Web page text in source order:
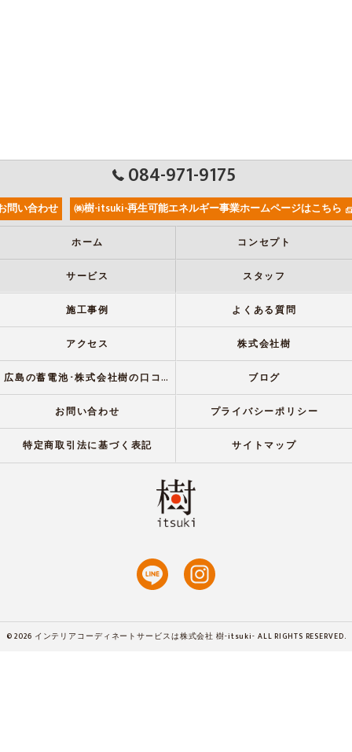
084-971-9175
問い合わせ ㈱樹-itsuki-再生可能エネルギー事業ホームページはこちら
ホーム コンセプト
サービス スタッフ
施工事例 よくある質問
アクセス 株式会社樹
広島の蓄電池･株式会社樹の口コミ情報 ブログ
お問い合わせ プライバシーポリシー
特定商取引法に基づく表記 サイトマップ
© 2026 インテリアコーディネートサービスは株式会社 樹-itsuki- ALL RIGHTS RESERVED.